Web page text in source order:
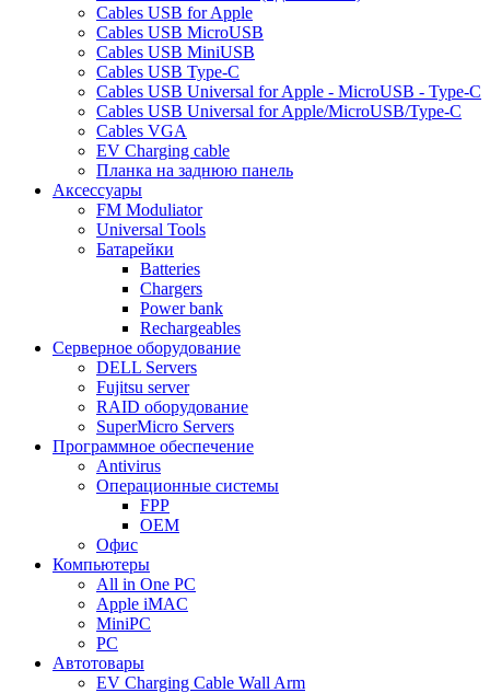
Cables USB for Apple
Cables USB MicroUSB
Cables USB MiniUSB
Cables USB Type-C
Cables USB Universal for Apple - MicroUSB - Type-C
Cables USB Universal for Apple/MicroUSB/Type-C
Cables VGA
EV Charging cable
Планка на заднюю панель
Аксессуары
FM Moduliator
Universal Tools
Батарейки
Batteries
Chargers
Power bank
Rechargeables
Серверное оборудование
DELL Servers
Fujitsu server
RAID оборудование
SuperMicro Servers
Программное обеспечение
Antivirus
Операционные системы
FPP
OEM
Офис
Компьютеры
All in One PC
Apple iMAC
MiniPC
PC
Автотовары
EV Charging Cable Wall Arm